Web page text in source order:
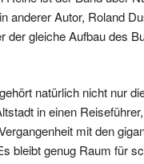
anderer Autor, Roland
der gleiche Aufbau des
natürlich nicht nur
in einen
mit den
bleibt genug Raum für